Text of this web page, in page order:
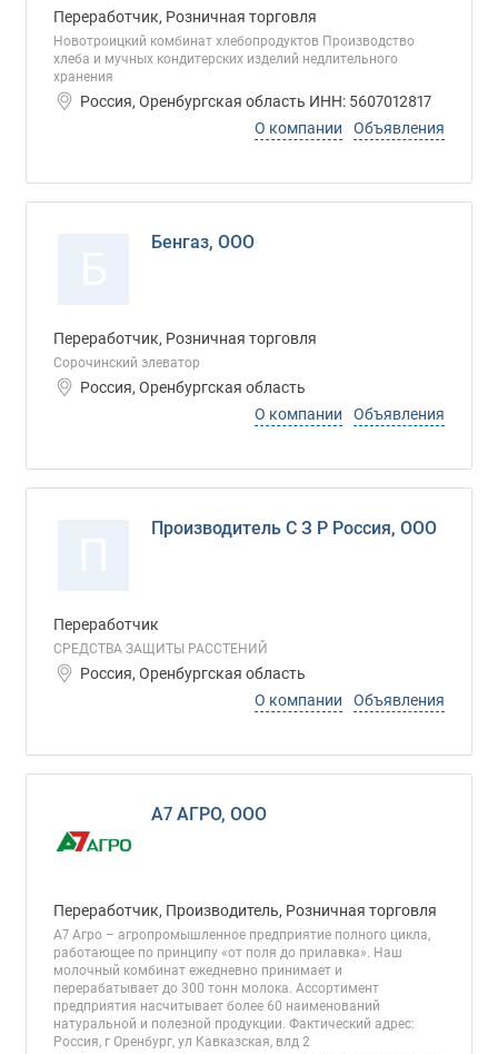
Переработчик, Розничная торговля
Новотроицкий комбинат хлебопродуктов Производство
хлеба и мучных кондитерских изделий недлительного
хранения
Россия, Оренбургская область ИНН: 5607012817
О компании
Объявления
Бенгаз, ООО
Переработчик, Розничная торговля
Сорочинский элеватор
Россия, Оренбургская область
О компании
Объявления
Производитель С З Р Россия, ООО
Переработчик
СРЕДСТВА ЗАЩИТЫ РАССТЕНИЙ
Россия, Оренбургская область
О компании
Объявления
А7 АГРО, ООО
Переработчик, Производитель, Розничная торговля
А7 Агро – агропромышленное предприятие полного цикла,
работающее по принципу «от поля до прилавка». Наш
молочный комбинат ежедневно принимает и
перерабатывает до 300 тонн молока. Ассортимент
предприятия насчитывает более 60 наименований
натуральной и полезной продукции. Фактический адрес:
Россия, г Оренбург, ул Кавказская, влд 2